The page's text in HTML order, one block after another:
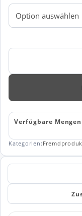
HKS
BOA
Verfügbare
Kategorien: